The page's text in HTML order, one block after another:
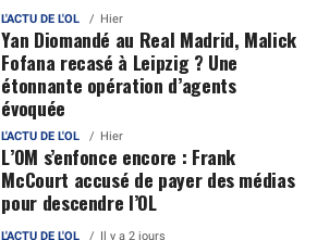
L'ACTU DE L'OL Hier
Yan Diomandé au Real Madrid, Malick
Fofana recasé à Leipzig ? Une
étonnante opération d’agents
évoquée
L'ACTU DE L'OL Hier
L’OM s’enfonce encore : Frank
McCourt accusé de payer des médias
pour descendre l’OL
L'ACTU DE L'OL Il y a 2 jours